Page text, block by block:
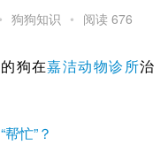
• 狗狗知识 • 阅读 676
狗在嘉洁动物诊所治
忙”？